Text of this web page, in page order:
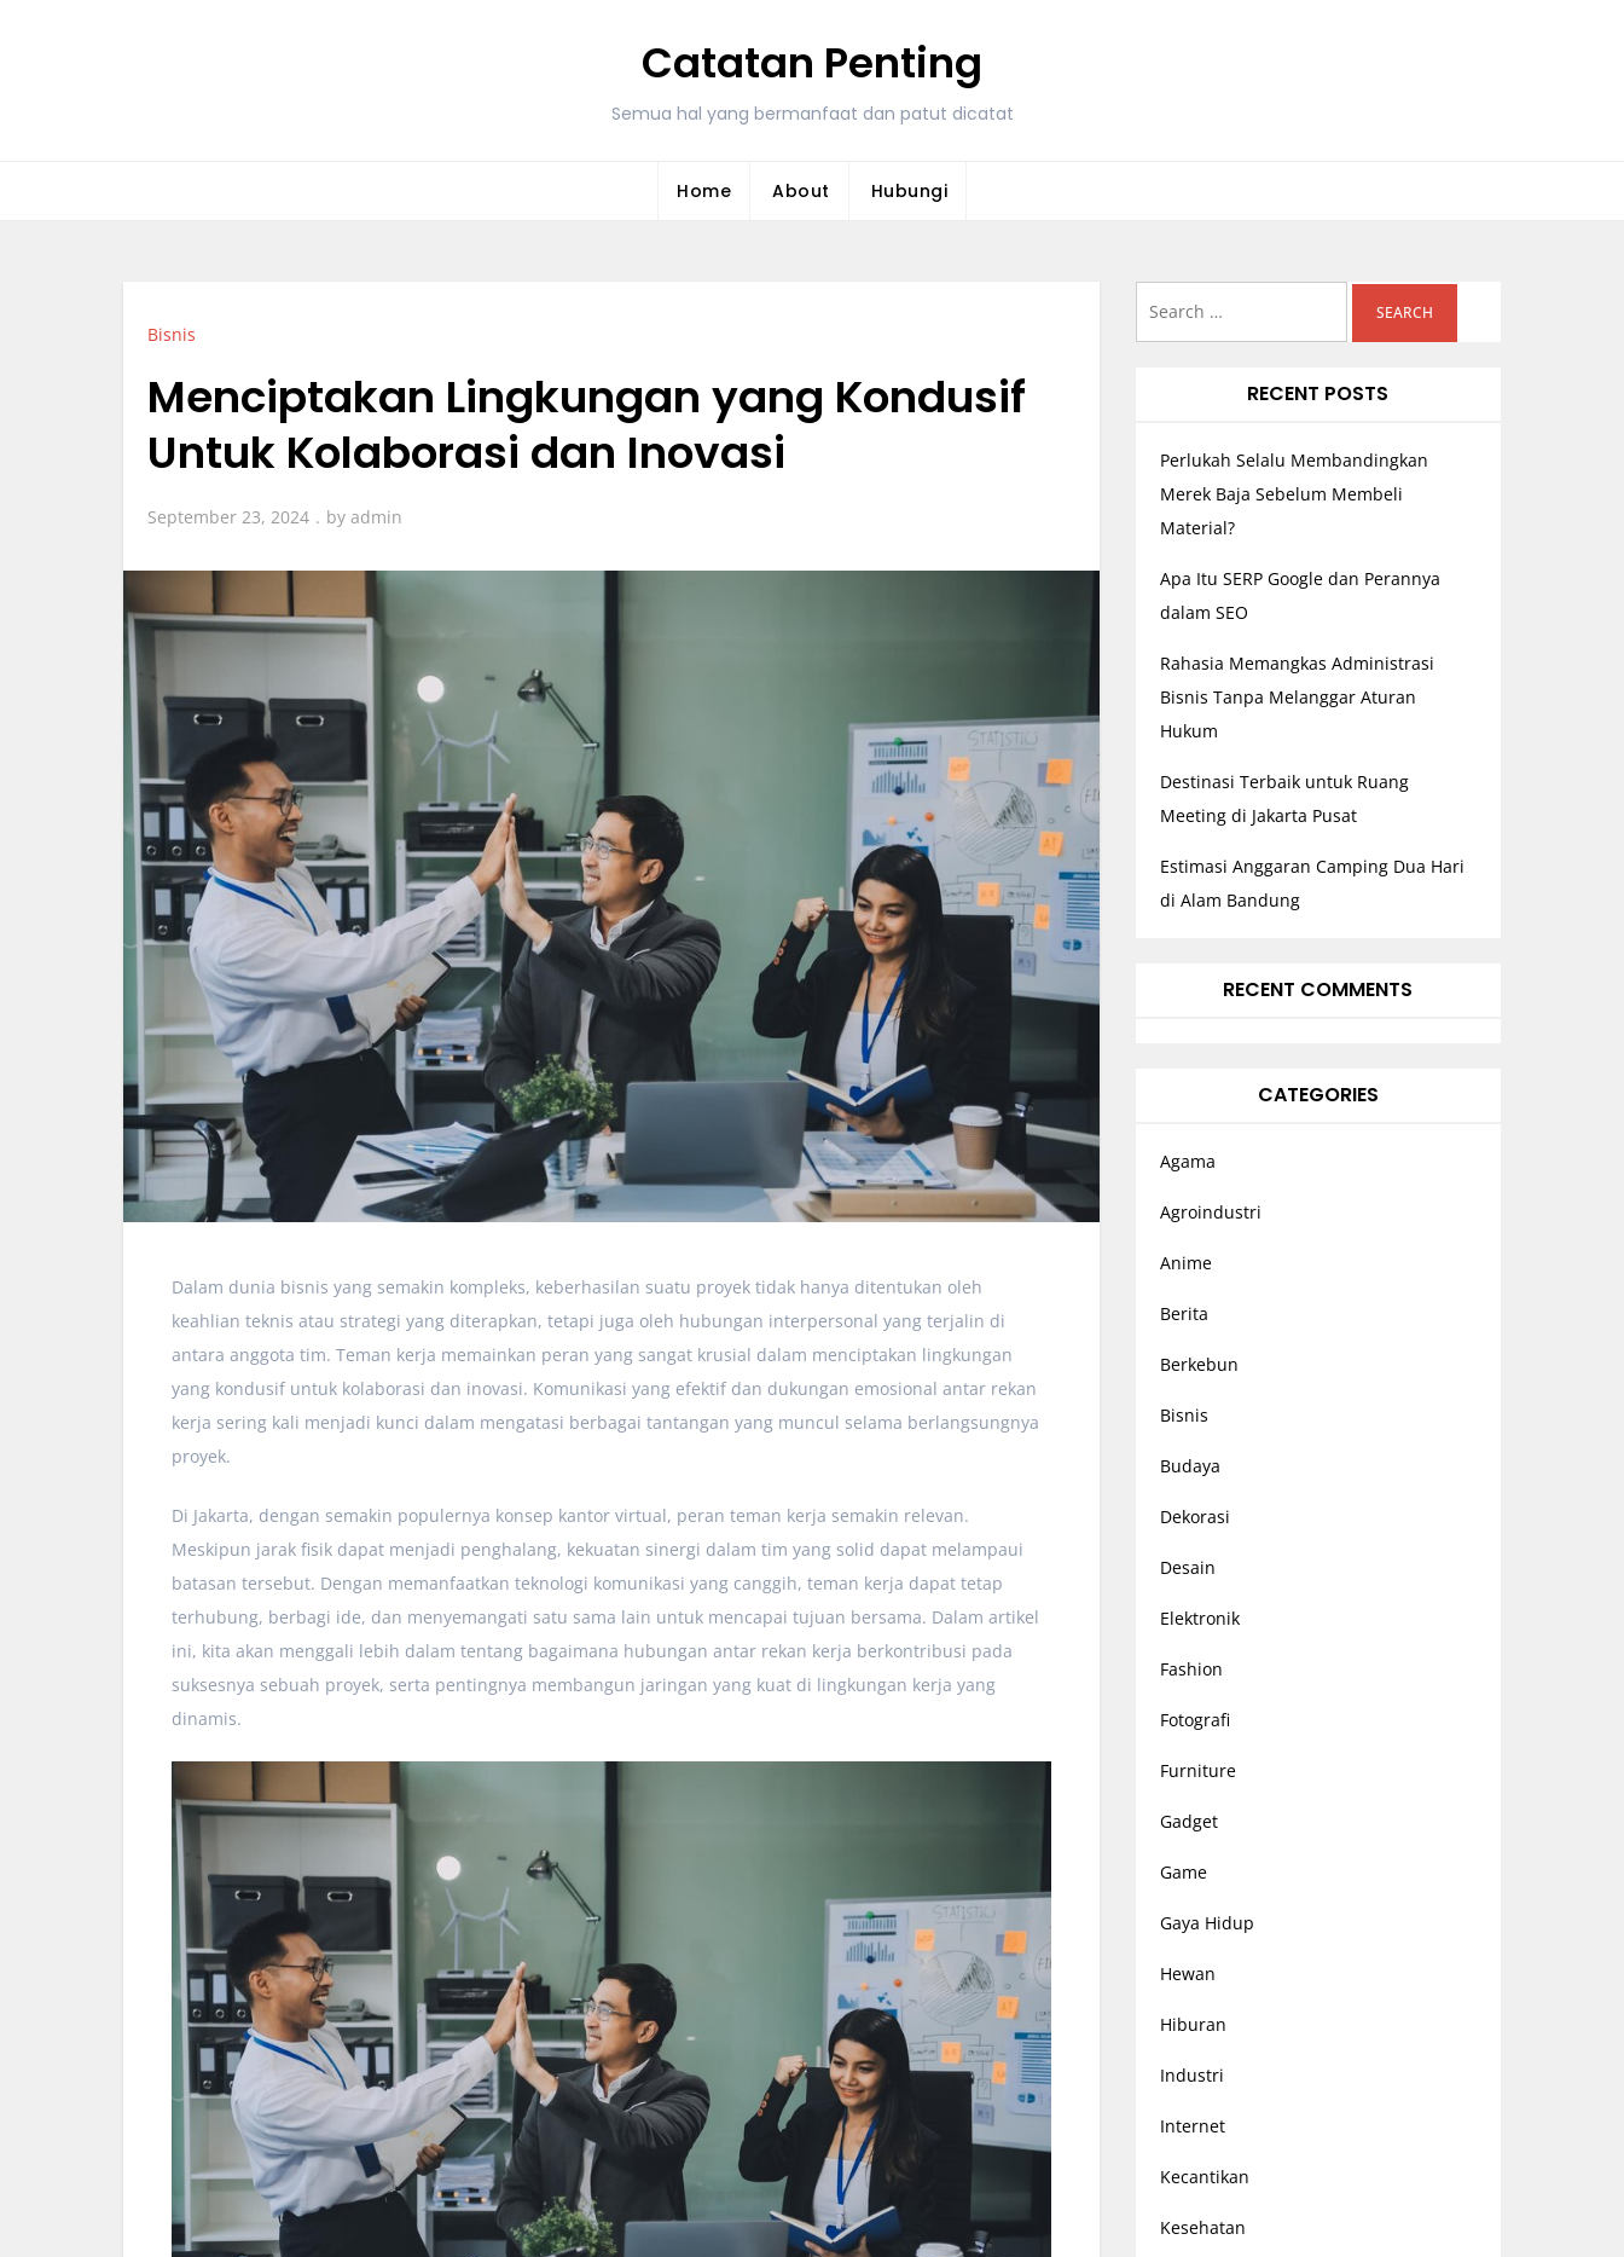
Catatan Penting
Semua hal yang bermanfaat dan patut dicatat
Home About Hubungi
Bisnis
Menciptakan Lingkungan yang Kondusif
Untuk Kolaborasi dan Inovasi
September 23, 2024 by admin
Dalam dunia bisnis yang semakin kompleks, keberhasilan suatu proyek tidak hanya ditentukan oleh
keahlian teknis atau strategi yang diterapkan, tetapi juga oleh hubungan interpersonal yang terjalin di
antara anggota tim. Teman kerja memainkan peran yang sangat krusial dalam menciptakan lingkungan
yang kondusif untuk kolaborasi dan inovasi. Komunikasi yang efektif dan dukungan emosional antar rekan
kerja sering kali menjadi kunci dalam mengatasi berbagai tantangan yang muncul selama berlangsungnya
proyek.
Di Jakarta, dengan semakin populernya konsep kantor virtual, peran teman kerja semakin relevan.
Meskipun jarak fisik dapat menjadi penghalang, kekuatan sinergi dalam tim yang solid dapat melampaui
batasan tersebut. Dengan memanfaatkan teknologi komunikasi yang canggih, teman kerja dapat tetap
terhubung, berbagi ide, dan menyemangati satu sama lain untuk mencapai tujuan bersama. Dalam artikel
ini, kita akan menggali lebih dalam tentang bagaimana hubungan antar rekan kerja berkontribusi pada
suksesnya sebuah proyek, serta pentingnya membangun jaringan yang kuat di lingkungan kerja yang
dinamis.
RECENT POSTS
Perlukah Selalu Membandingkan
Merek Baja Sebelum Membeli
Material?
Apa Itu SERP Google dan Perannya
dalam SEO
Rahasia Memangkas Administrasi
Bisnis Tanpa Melanggar Aturan
Hukum
Destinasi Terbaik untuk Ruang
Meeting di Jakarta Pusat
Estimasi Anggaran Camping Dua Hari
di Alam Bandung
RECENT COMMENTS
CATEGORIES
Agama
Agroindustri
Anime
Berita
Berkebun
Bisnis
Budaya
Dekorasi
Desain
Elektronik
Fashion
Fotografi
Furniture
Gadget
Game
Gaya Hidup
Hewan
Hiburan
Industri
Internet
Kecantikan
Kesehatan